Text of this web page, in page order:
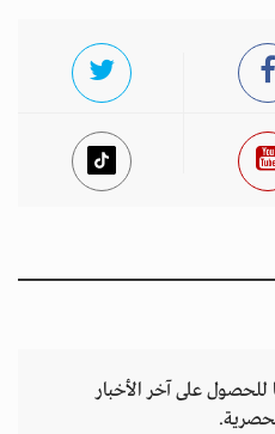
للحصول على آخر الأخبار